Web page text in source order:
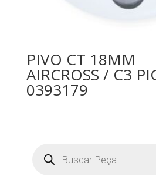
PIVO CT 18MM
AIRCROSS / C3
0393179
produtos